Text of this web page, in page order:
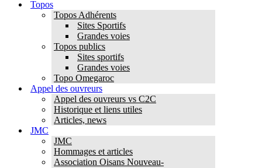
Topos
Topos Adhérents
Sites Sportifs
Grandes voies
Topos publics
Sites sportifs
Grandes voies
Topo Omegaroc
Appel des ouvreurs
Appel des ouvreurs vs C2C
Historique et liens utiles
Articles, news
JMC
JMC
Hommages et articles
Association Oisans Nouveau-